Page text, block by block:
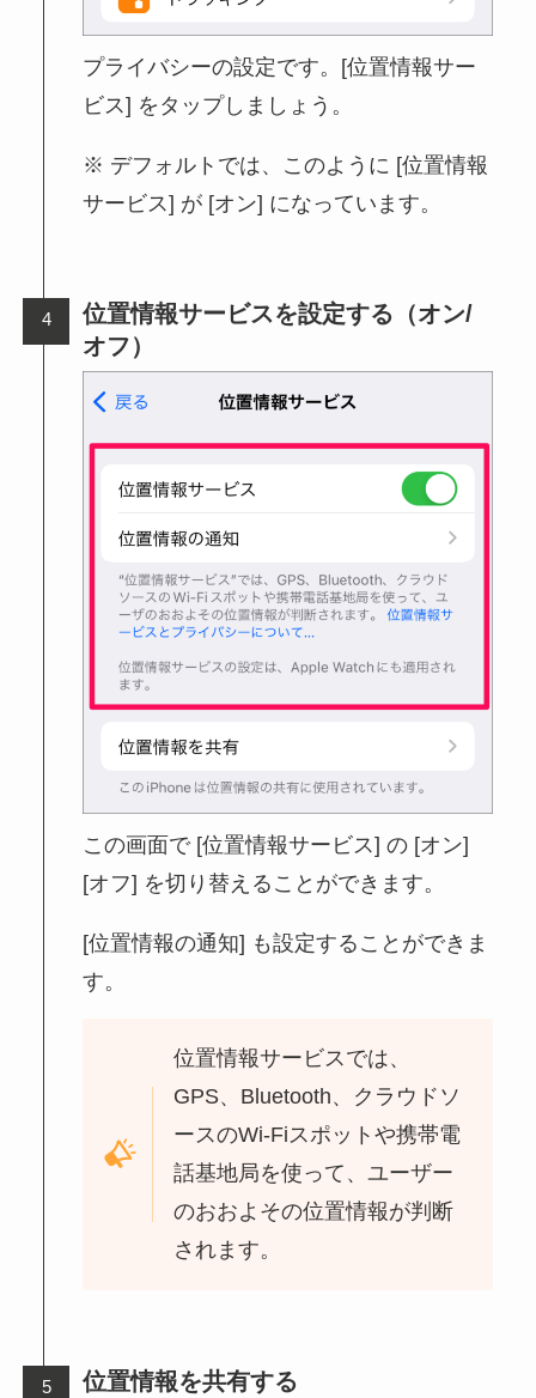
プライバシーの設定です。[位置情報サー
ビス] をタップしましょう。
デフォルトでは、このように [位置情報
サービス] が [オン] になっています。
位置情報サービスを設定する（オン/
オフ）
この画面で [位置情報サービス] の [オン]
[オフ] を切り替えることができます。
[位置情報の通知] も設定することができま
す。
位置情報サービスでは、
GPS、Bluetooth、クラウドソ
ースのWi-Fiスポットや携帯電
話基地局を使って、ユーザー
のおおよその位置情報が判断
されます。
位置情報を共有する